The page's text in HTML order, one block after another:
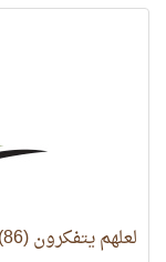
لعلهم يتفكرون (86)